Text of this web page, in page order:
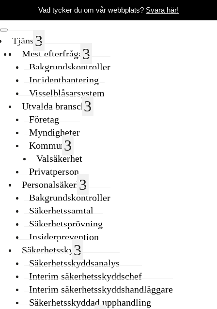
Vad tycker du om vår webbplats? Svara här!
Tjänster
Mest efterfrågade
Bakgrundskontroller
Incidenthantering
Visselblåsarsystem
Utvalda branscher
Företag
Myndigheter
Kommuner
Valsäkerhet
Privatperson
Personalsäkerhet
Bakgrundskontroller
Säkerhetssamtal
Säkerhetsprövning
Insiderprevention
Säkerhetsskydd
Säkerhetsskyddsanalys
Interim säkerhetsskyddschef
Interim säkerhetsskyddshandläggare
Säkerhetsskyddad upphandling